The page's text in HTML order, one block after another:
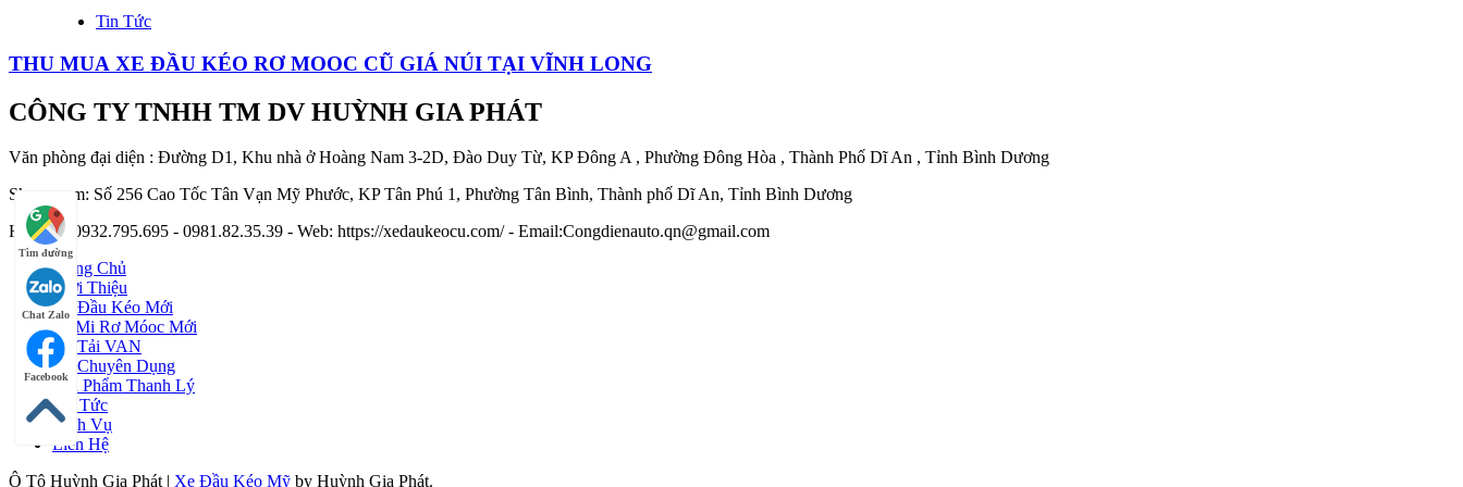
Tin Tức
THU MUA XE ĐẦU KÉO RƠ MOOC CŨ GIÁ NÚI TẠI VĨNH LONG
CÔNG TY TNHH TM DV HUỲNH GIA PHÁT
Văn phòng đại diện : Đường D1, Khu nhà ở Hoàng Nam 3-2D, Đào Duy Từ, KP Đông A , Phường Đông Hòa , Thành Phố Dĩ An , Tỉnh Bình Dương
Showroom: Số 256 Cao Tốc Tân Vạn Mỹ Phước, KP Tân Phú 1, Phường Tân Bình, Thành phố Dĩ An, Tỉnh Bình Dương
Hotline : 0932.795.695 - 0981.82.35.39 - Web: https://xedaukeocu.com/ - Email:Congdienauto.qn@gmail.com
Tìm đường
Chat Zalo
Facebook
Trang Chủ
Giới Thiệu
Xe Đầu Kéo Mới
Sơ Mi Rơ Móoc Mới
Xe Tải VAN
Xe Chuyên Dụng
Sản Phẩm Thanh Lý
Tin Tức
Dịch Vụ
Liên Hệ
Ô Tô Huỳnh Gia Phát | Xe Đầu Kéo Mỹ by Huỳnh Gia Phát.